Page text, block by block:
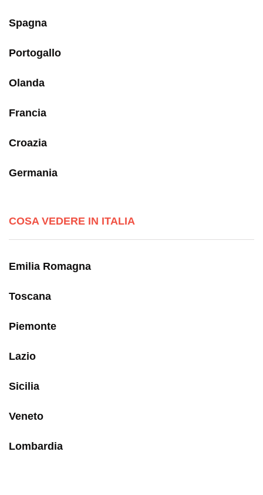
Spagna
Portogallo
Olanda
Francia
Croazia
Germania
COSA VEDERE IN ITALIA
Emilia Romagna
Toscana
Piemonte
Lazio
Sicilia
Veneto
Lombardia